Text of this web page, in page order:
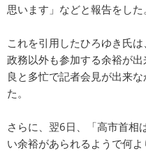
思います」などと報告をした。
これを引用したひろゆき氏
政務以外も参加する余裕が
良と多忙で記者会見が出来
た。
さらに、翌6日、「高市首相
い余裕があられるようで何